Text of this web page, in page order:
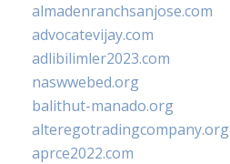
almadenranchsanjose.com
advocatevijay.com
adlibilimler2023.com
naswwebed.org
balithut-manado.org
alteregotradingcompany.org
aprce2022.com